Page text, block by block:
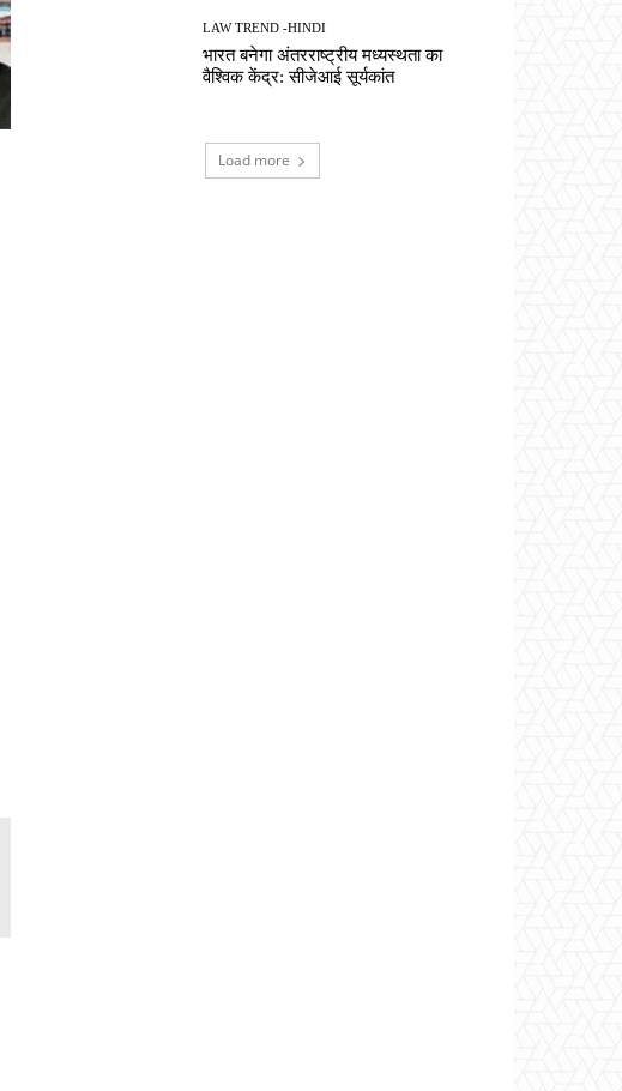
LAW TREND -HINDI
भारत बनेगा अंतरराष्ट्रीय मध्यस्थता का
वैश्विक केंद्र: सीजेआई सूर्यकांत
Load more